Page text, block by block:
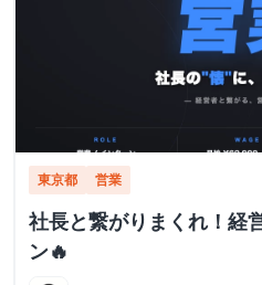
東京都 営業
社長と繋がりまくれ！経
ン🔥